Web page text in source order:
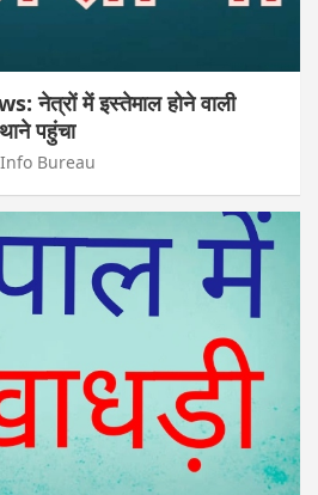
नेत्रों में इस्तेमाल होने वाली
पहुंचा
Bureau